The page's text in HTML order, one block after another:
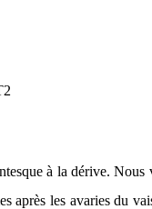
à la dérive. Nous
après les avaries du